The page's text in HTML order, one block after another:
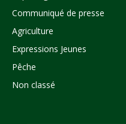
Communiqué de presse
Agriculture
Expressions Jeunes
Pêche
Non classé